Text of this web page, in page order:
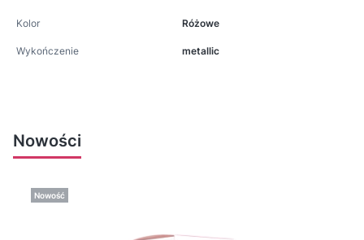
Kolor Różowe
Wykończenie metallic
Nowości
Nowość